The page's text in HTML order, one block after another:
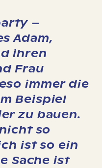
–
Adam,
ihren
Frau
immer die
Beispiel
zu bauen.
so
ist so ein
Sache ist